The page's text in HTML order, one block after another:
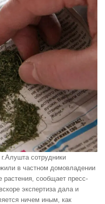
сотрудники
в частном домовладении
сообщает пресс-
экспертиза дала и
ничем иным, как